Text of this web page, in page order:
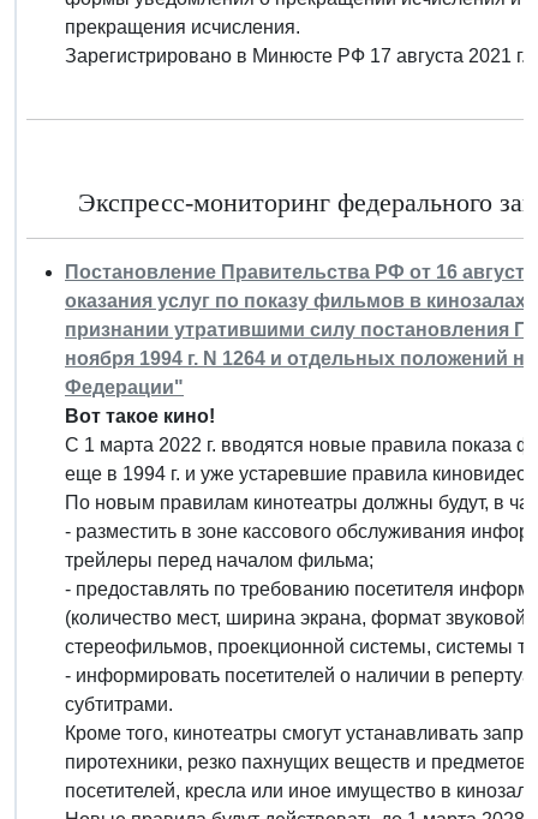
прекращения исчисления.
Зарегистрировано в Минюсте РФ 17 августа 2021
Экспресс-мониторинг федерального
Постановление Правительства РФ от 16
оказания услуг по показу фильмов в кинозалах
признании утратившими силу постановления
ноября 1994 г. N 1264 и отдельных положений
Федерации"
Вот такое кино!
С 1 марта 2022 г. вводятся новые правила показа
еще в 1994 г. и уже устаревшие правила
По новым правилам кинотеатры должны будут, в
- разместить в зоне кассового обслуживания
трейлеры перед началом фильма;
- предоставлять по требованию посетителя
(количество мест, ширина экрана, формат
стереофильмов, проекционной системы, системы
- информировать посетителей о наличии в
субтитрами.
Кроме того, кинотеатры смогут устанавливать
пиротехники, резко пахнущих веществ и предметов,
посетителей, кресла или иное имущество в